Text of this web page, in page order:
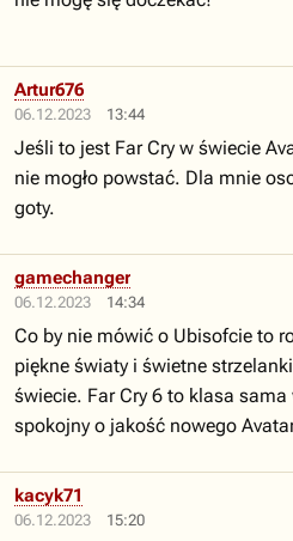
06.12.2023 13:44
Artur676
Jeśli to jest Far Cry w świecie
nie mogło powstać. Dla mnie
goty.
06.12.2023 14:34
gamechanger
Co by nie mówić o Ubisofcie to
piękne światy i świetne
świecie. Far Cry 6 to klasa
spokojny o jakość nowego
06.12.2023 15:20
kacyk71